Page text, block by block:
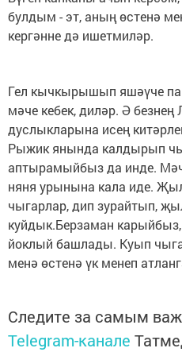
булдым - эт, аның өстенә
кергәнне дә ишетмиләр.
Гел кычкырышып яшәүче
мәче кебек, диләр. Ә
дуслыкларына исең
Рыжик янында калдырып
аптырамыйбыз да инде.
няня урынына кала иде.
чыгарлар, дип зурайтып,
куйдык.Берзаман
йоклый башлады. Куып
менә өстенә үк менеп
Следите за самым
Telegram-канале